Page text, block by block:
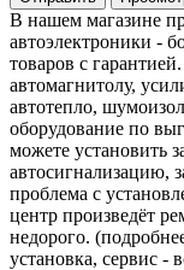
В нашем магазине
автоэлектроники -
товаров с
автомагнитолу,
автотепло,
оборудование по
можете установить
автосигнализацию,
проблема с
центр произведёт
недорого.
установка, сервис -